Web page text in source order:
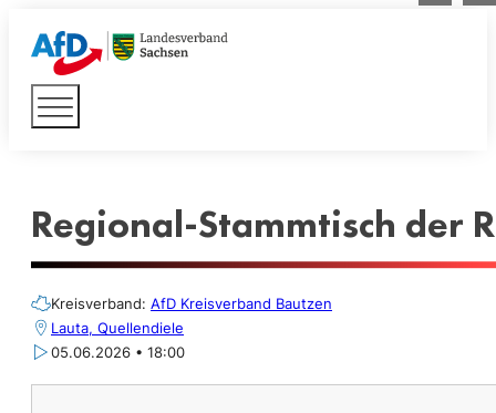
Regional-Stammtisch der
Kreisverband: AfD Kreisverband Bautzen
Lauta, Quellendiele
05.06.2026 • 18:00